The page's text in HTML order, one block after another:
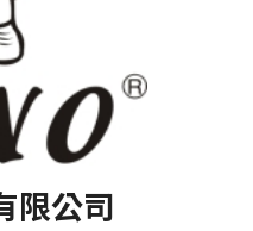
限公司